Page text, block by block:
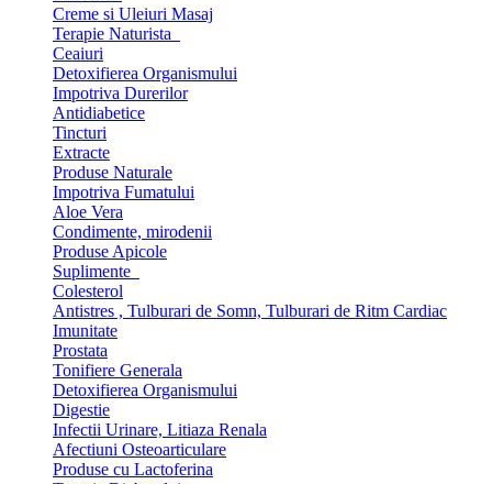
Creme si Uleiuri Masaj
Terapie Naturista
Ceaiuri
Detoxifierea Organismului
Impotriva Durerilor
Antidiabetice
Tincturi
Extracte
Produse Naturale
Impotriva Fumatului
Aloe Vera
Condimente, mirodenii
Produse Apicole
Suplimente
Colesterol
Antistres , Tulburari de Somn, Tulburari de Ritm Cardiac
Imunitate
Prostata
Tonifiere Generala
Detoxifierea Organismului
Digestie
Infectii Urinare, Litiaza Renala
Afectiuni Osteoarticulare
Produse cu Lactoferina